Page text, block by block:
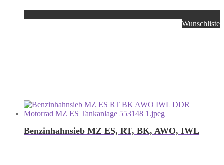
Wunschliste
Benzinhahnsieb MZ ES, RT, BK, AWO, IWL